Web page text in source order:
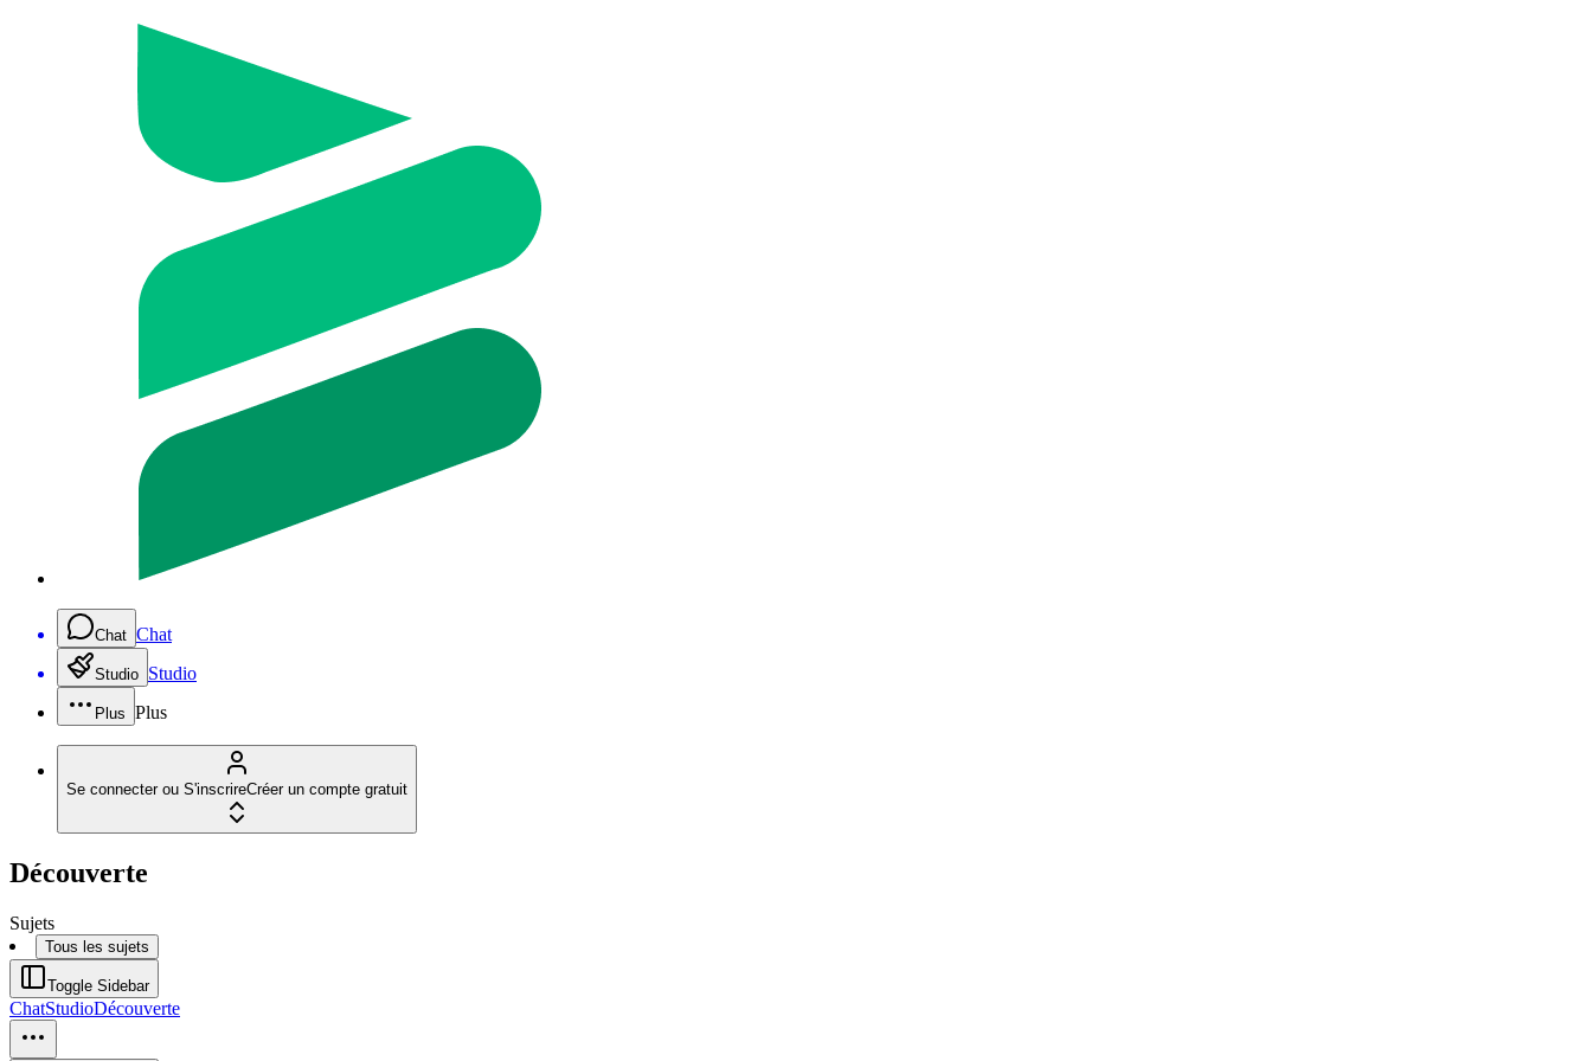
Chat Chat
Studio Studio
Plus Plus
Se connecter ou S'inscrireCréer un compte gratuit
Découverte
Sujets
Tous les sujets
Toggle Sidebar
ChatStudioDécouverte